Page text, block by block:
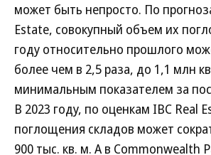
может быть непросто. По
Estate, совокупный объем их
году относительно прошлого
более чем в 2,5 раза, до 1,1 млн
минимальным показателем за
В 2023 году, по оценкам IBC Real
поглощения складов может
900 тыс. кв. м. А в Commonwealth